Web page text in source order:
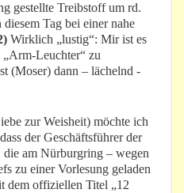
gestellte Treibstoff um rd.
Tag bei einer nahe
Wirklich „lustig“: Mir ist es
„Arm-Leuchter“ zu
(Moser) dann – lächelnd -
zur Weisheit) möchte ich
der Geschäftsführer der
am Nürburgring – wegen
zu einer Vorlesung geladen
dem offiziellen Titel „12